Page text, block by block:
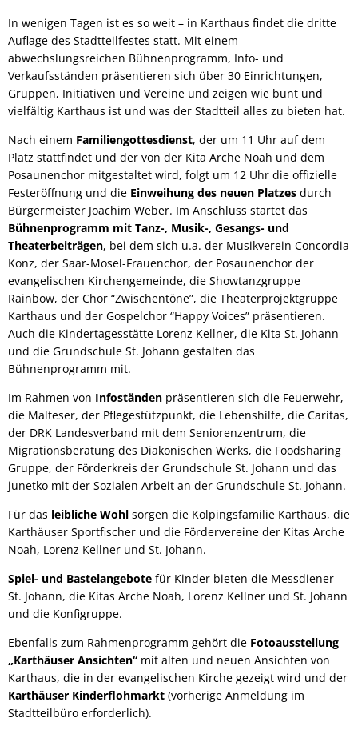
In wenigen Tagen ist es so weit – in Karthaus findet die dritte
Auflage des Stadtteilfestes statt. Mit einem
abwechslungsreichen Bühnenprogramm, Info- und
Verkaufsständen präsentieren sich über 30 Einrichtungen,
Gruppen, Initiativen und Vereine und zeigen wie bunt und
vielfältig Karthaus ist und was der Stadtteil alles zu bieten hat.
Nach einem Familiengottesdienst, der um 11 Uhr auf dem
Platz stattfindet und der von der Kita Arche Noah und dem
Posaunenchor mitgestaltet wird, folgt um 12 Uhr die offizielle
Festeröffnung und die Einweihung des neuen Platzes durch
Bürgermeister Joachim Weber. Im Anschluss startet das
Bühnenprogramm mit Tanz-, Musik-, Gesangs- und
Theaterbeiträgen, bei dem sich u.a. der Musikverein Concordia
Konz, der Saar-Mosel-Frauenchor, der Posaunenchor der
evangelischen Kirchengemeinde, die Showtanzgruppe
Rainbow, der Chor “Zwischentöne”, die Theaterprojektgruppe
Karthaus und der Gospelchor “Happy Voices” präsentieren.
Auch die Kindertagesstätte Lorenz Kellner, die Kita St. Johann
und die Grundschule St. Johann gestalten das
Bühnenprogramm mit.
Im Rahmen von Infoständen präsentieren sich die Feuerwehr,
die Malteser, der Pflegestützpunkt, die Lebenshilfe, die Caritas,
der DRK Landesverband mit dem Seniorenzentrum, die
Migrationsberatung des Diakonischen Werks, die Foodsharing
Gruppe, der Förderkreis der Grundschule St. Johann und das
junetko mit der Sozialen Arbeit an der Grundschule St. Johann.
Für das leibliche Wohl sorgen die Kolpingsfamilie Karthaus, die
Karthäuser Sportfischer und die Fördervereine der Kitas Arche
Noah, Lorenz Kellner und St. Johann.
Spiel- und Bastelangebote für Kinder bieten die Messdiener
St. Johann, die Kitas Arche Noah, Lorenz Kellner und St. Johann
und die Konfigruppe.
Ebenfalls zum Rahmenprogramm gehört die Fotoausstellung
„Karthäuser Ansichten“ mit alten und neuen Ansichten von
Karthaus, die in der evangelischen Kirche gezeigt wird und der
Karthäuser Kinderflohmarkt (vorherige Anmeldung im
Stadtteilbüro erforderlich).